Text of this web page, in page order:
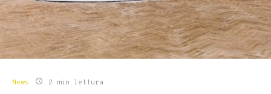
News 2 min lettura